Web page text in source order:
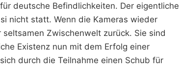
deutsche Befindlichkeiten. Der eigentliche
nicht statt. Wenn die Kameras wieder
Zwischenwelt zurück. Sie sind
Existenz nun mit dem Erfolg einer
durch die Teilnahme einen Schub für